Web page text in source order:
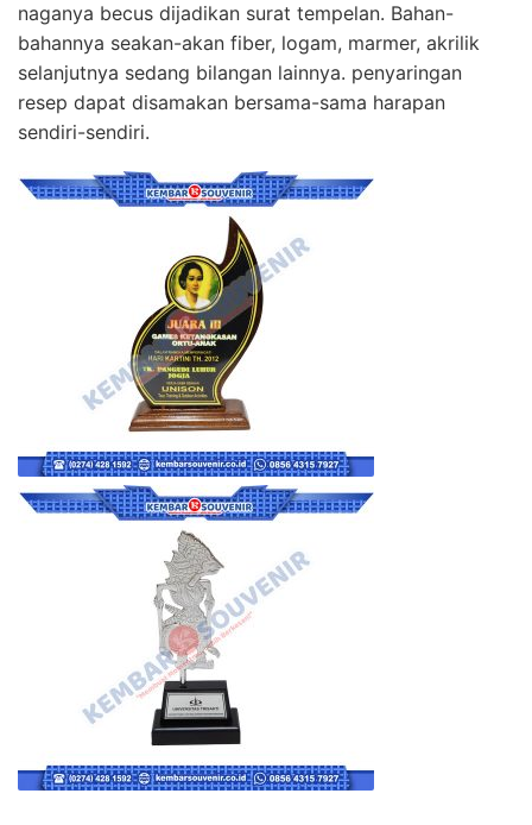
naganya becus dijadikan surat tempelan. Bahan-
bahannya seakan-akan fiber, logam, marmer, akrilik
selanjutnya sedang bilangan lainnya. penyaringan
resep dapat disamakan bersama-sama harapan
sendiri-sendiri.